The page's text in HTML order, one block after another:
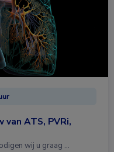
van ATS, PVRi,
wij u graag …